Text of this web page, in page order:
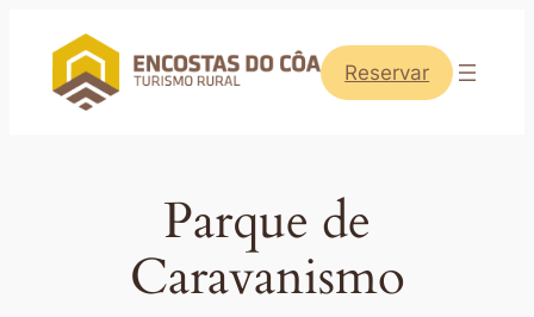
conteúdo
Reservar
Parque de
Caravanismo